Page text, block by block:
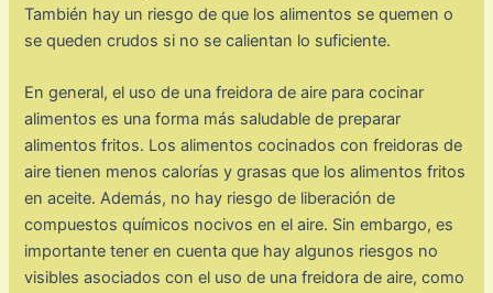
También hay un riesgo de que los alimentos se quemen o
se queden crudos si no se calientan lo suficiente.
En general, el uso de una freidora de aire para cocinar
alimentos es una forma más saludable de preparar
alimentos fritos. Los alimentos cocinados con freidoras de
aire tienen menos calorías y grasas que los alimentos fritos
en aceite. Además, no hay riesgo de liberación de
compuestos químicos nocivos en el aire. Sin embargo, es
importante tener en cuenta que hay algunos riesgos no
visibles asociados con el uso de una freidora de aire, como